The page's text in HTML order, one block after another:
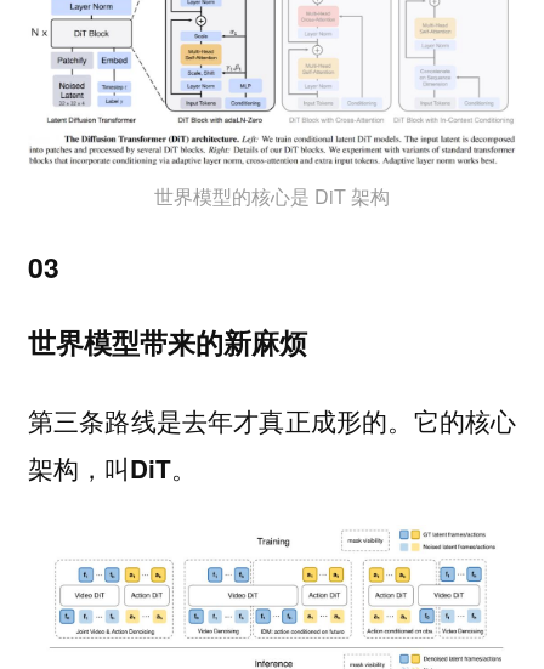
世界模型的核心是 DiT 架构
03
世界模型带来的新麻烦
第三条路线是去年才真正成形的。它的核心
架构，叫DiT。